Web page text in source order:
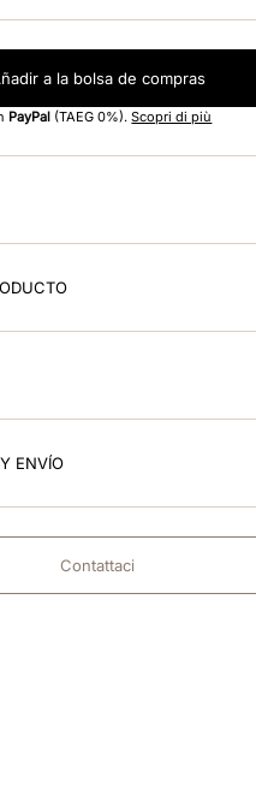
a la bolsa de compras
PayPal (TAEG 0%).Scopri di più
ENVÍO
Contattaci